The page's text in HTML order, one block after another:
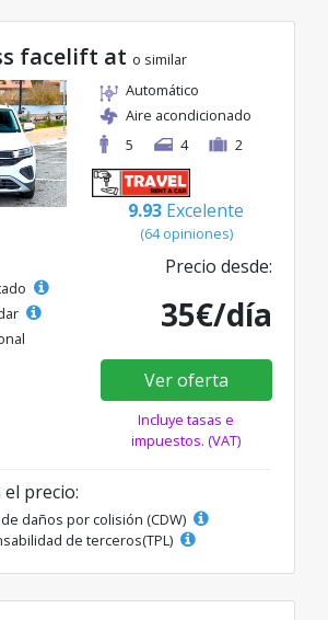
facelift at o similar
Automático
Aire acondicionado
5
4 2
9.93 Excelente
(64 opiniones)
Precio desde:
35€/día
Ver oferta
Incluye tasas e
impuestos. (VAT)
precio:
daños por colisión (CDW)
de terceros(TPL)